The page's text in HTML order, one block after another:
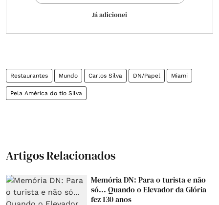
Já adicionei
Restaurantes Mundo Carlos Silva DN/Papel Miami
Pela América do tio Silva
Artigos Relacionados
Memória DN: Para o turista e não
só... Quando o Elevador da Glória
fez 130 anos